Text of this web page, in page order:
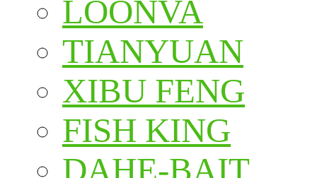
LOONVA
TIANYUAN
XIBU FENG
FISH KING
DAHE-BAIT